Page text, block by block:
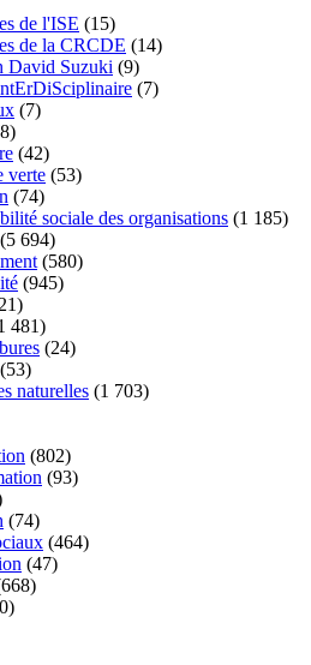
de l'ISE (15)
de la CRCDE (14)
David Suzuki (9)
(7)
(7)
(42)
verte (53)
(74)
sociale des organisations (1 185)
(5 694)
(580)
(945)
481)
(24)
(53)
naturelles (1 703)
(802)
(93)
(74)
(464)
(47)